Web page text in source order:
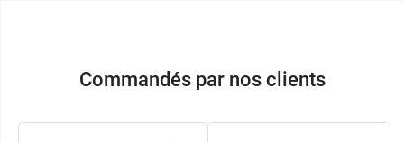
Commandés par nos clients